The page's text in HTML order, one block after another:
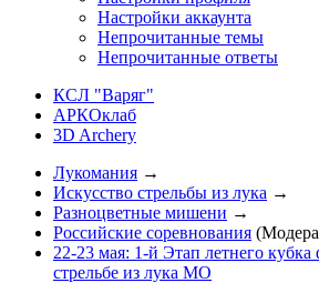
Настройки аккаунта
Непрочитанные темы
Непрочитанные ответы
КСЛ "Варяг"
АРКОклаб
3D Archery
Лукомания →
Искусство стрельбы из лука →
Разноцветные мишени →
Российские соревнования
22-23 мая: 1-й Этап летнего
стрельбе из лука МО